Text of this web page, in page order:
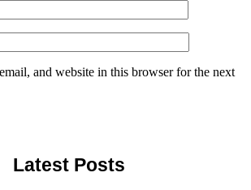
and website in this browser for the next
Latest Posts